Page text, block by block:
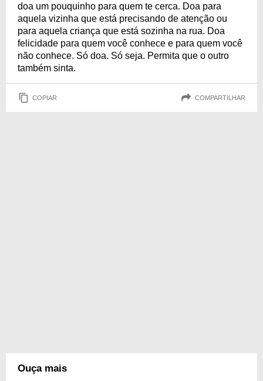
doa um pouquinho para quem te cerca. Doa para
aquela vizinha que está precisando de atenção ou
para aquela criança que está sozinha na rua. Doa
felicidade para quem você conhece e para quem você
não conhece. Só doa. Só seja. Permita que o outro
também sinta.
COPIAR COMPARTILHAR
Ouça mais